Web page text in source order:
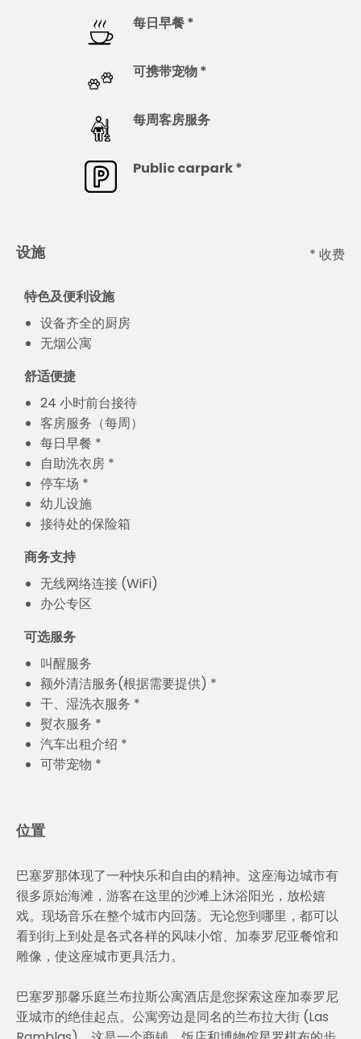
每日早餐 *
可携带宠物 *
每周客房服务
Public carpark *
设施 * 收费
特色及便利设施
设备齐全的厨房
无烟公寓
舒适便捷
24 小时前台接待
客房服务（每周）
每日早餐 *
自助洗衣房 *
停车场 *
幼儿设施
接待处的保险箱
商务支持
无线网络连接 (WiFi)
办公专区
可选服务
叫醒服务
额外清洁服务(根据需要提供) *
干、湿洗衣服务 *
熨衣服务 *
汽车出租介绍 *
可带宠物 *
位置
巴塞罗那体现了一种快乐和自由的精神。这座海边城市有
很多原始海滩，游客在这里的沙滩上沐浴阳光，放松嬉
戏。现场音乐在整个城市内回荡。无论您到哪里，都可以
看到街上到处是各式各样的风味小馆、加泰罗尼亚餐馆和
雕像，使这座城市更具活力。
巴塞罗那馨乐庭兰布拉斯公寓酒店是您探索这座加泰罗尼
亚城市的绝佳起点。公寓旁边是同名的兰布拉大街 (Las